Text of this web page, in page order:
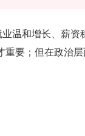
温和增长、薪资
要；但在政治层